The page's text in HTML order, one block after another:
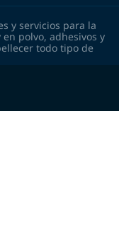
y servicios para la
polvo, adhesivos y
todo tipo de